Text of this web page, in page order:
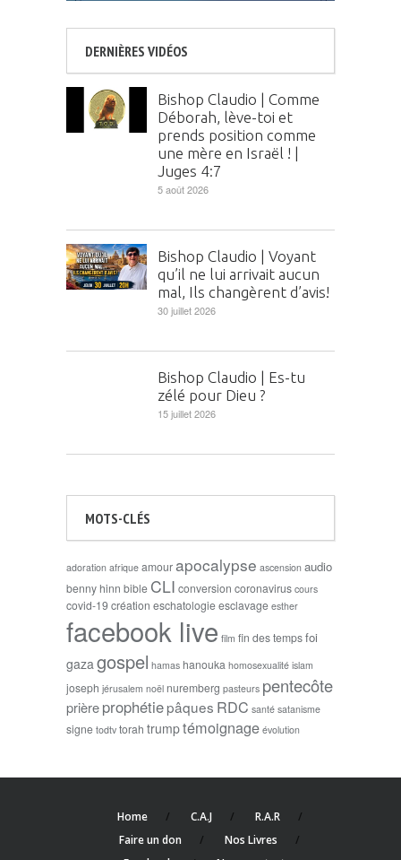
DERNIÈRES VIDÉOS
Bishop Claudio | Comme
Déborah, lève-toi et
prends position comme
une mère en Israël ! |
Juges 4:7
5 août 2026
Bishop Claudio | Voyant
qu’il ne lui arrivait aucun
mal, Ils changèrent d’avis!
30 juillet 2026
Bishop Claudio | Es-tu
zélé pour Dieu ?
15 juillet 2026
MOTS-CLÉS
adoration afrique amourapocalypse ascension audio
benny hinn bible CLI conversion coronavirus cours
covid-19création eschatologieesclavage esther
facebook live film fin des tempsfoi
gazagospel hamas hanouka homosexualité islam
joseph jérusalem noël nuremberg pasteurs pentecôte
prièreprophétiepâques RDC santé satanisme
signe todtv torah trumptémoignage évolution
Home C.A.J
R.A.R
Faire un don
Nos Livres